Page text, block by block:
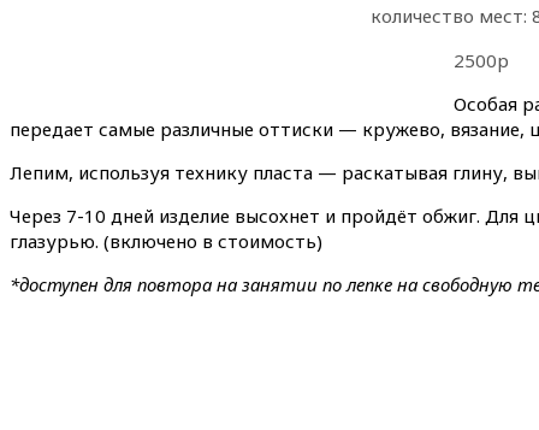
количество мест:
2500р
Особая
передает самые различные оттиски — кружево,
Лепим, используя технику пласта — раскатывая глину,
Через 7-10 дней изделие высохнет и пройдёт обжиг.
глазурью. (включено в стоимость)
*доступен для повтора на занятии по лепке на свободную